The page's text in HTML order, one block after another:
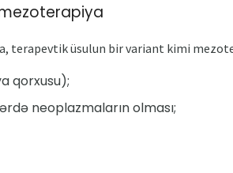
terapevtik üsulun bir variant kimi
qorxusu);
neoplazmaların olması;